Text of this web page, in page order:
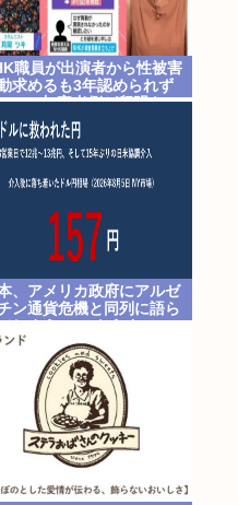
職員が出演者から性被害
求めるも3年認められず
に 加害者側が釈明も…
岡ツキ「納得がいかない」
、アメリカ政府にアルゼ
ン通貨危機と同列に語ら
円に戻る